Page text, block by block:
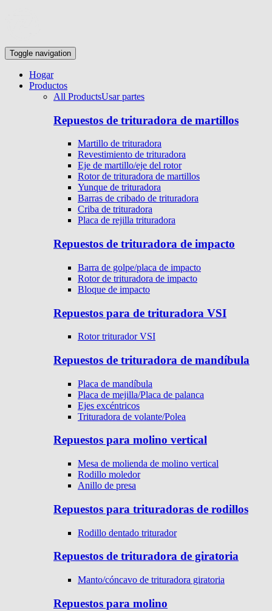
Toggle navigation
Hogar
Productos
All ProductsUsar partes
Repuestos de trituradora de martillos
Martillo de trituradora
Revestimiento de trituradora
Eje de martillo/eje del rotor
Rotor de trituradora de martillos
Yunque de trituradora
Barras de cribado de trituradora
Criba de trituradora
Placa de rejilla trituradora
Repuestos de trituradora de impacto
Barra de golpe/placa de impacto
Rotor de trituradora de impacto
Bloque de impacto
Repuestos para de trituradora VSI
Rotor triturador VSI
Repuestos de trituradora de mandíbula
Placa de mandíbula
Placa de mejilla/Placa de palanca
Ejes excéntricos
Trituradora de volante/Polea
Repuestos para molino vertical
Mesa de molienda de molino vertical
Rodillo moledor
Anillo de presa
Repuestos para trituradoras de rodillos
Rodillo dentado triturador
Repuestos de trituradora de giratoria
Manto/cóncavo de trituradora giratoria
Repuestos para molino